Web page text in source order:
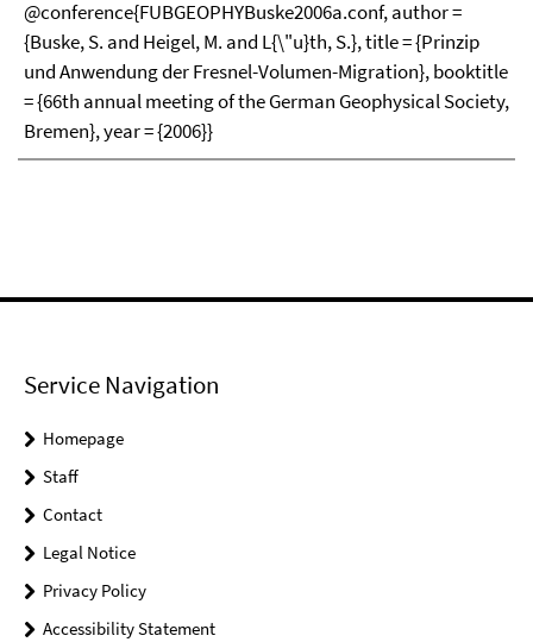
@conference{FUBGEOPHYBuske2006a.conf, author =
{Buske, S. and Heigel, M. and L{\"u}th, S.}, title = {Prinzip
und Anwendung der Fresnel-Volumen-Migration}, booktitle
= {66th annual meeting of the German Geophysical Society,
Bremen}, year = {2006}}
Service Navigation
Homepage
Staff
Contact
Legal Notice
Privacy Policy
Accessibility Statement